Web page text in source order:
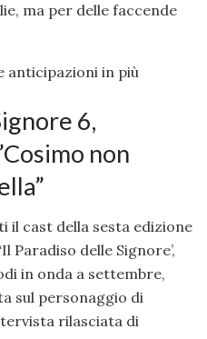
ma per delle faccende
anticipazioni in più
6,
non
il cast della sesta edizione
Paradiso delle Signore’,
in onda a settembre,
sul personaggio di
rilasciata di